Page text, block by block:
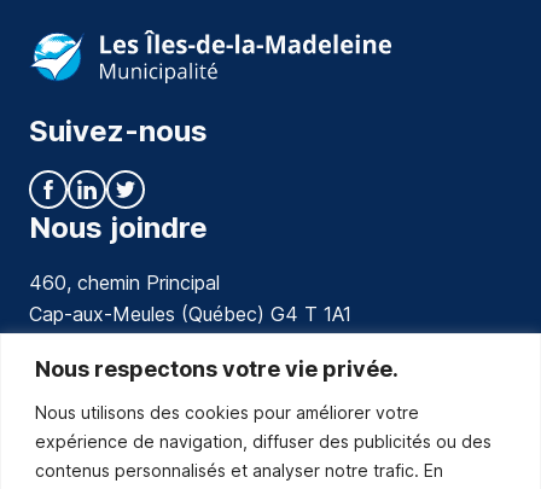
Nous respectons votre vie privée.
Nous utilisons des cookies pour améliorer votre
expérience de navigation, diffuser des publicités ou des
contenus personnalisés et analyser notre trafic. En
Suivez-nous
Nous joindre
460, chemin Principal
Cap-aux-Meules (Québec) G4 T 1A1
communications@muniles.ca
418 986-3100
Composez le 1 en tout temps pour toutes urgences.
Abonnez-vous